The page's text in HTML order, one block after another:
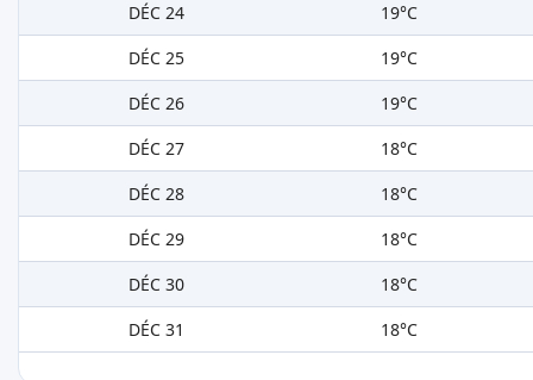
DÉC 24
19°C
DÉC 25
19°C
DÉC 26
19°C
DÉC 27
18°C
DÉC 28
18°C
DÉC 29
18°C
DÉC 30
18°C
DÉC 31
18°C